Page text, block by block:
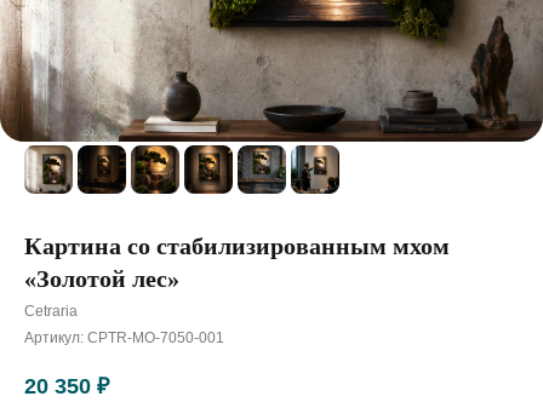
Картина со стабилизированным мхом
«Золотой лес»
Cetraria
Артикул: CPTR-MO-7050-001
20 350 ₽